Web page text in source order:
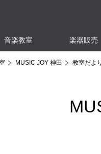
音楽教室 楽器販売
MUSIC JOY 神田 教室だより